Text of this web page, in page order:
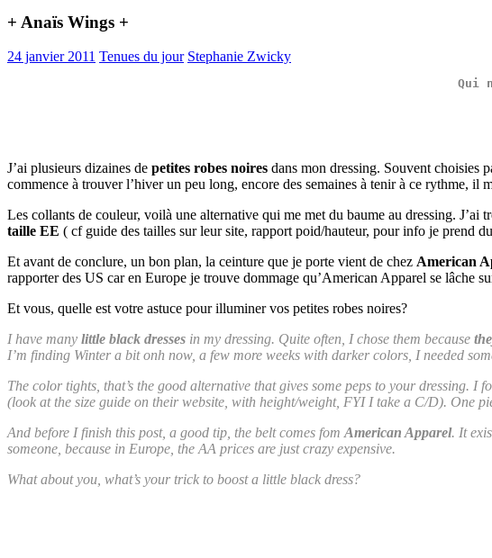
+ Anaïs Wings +
24 janvier 2011 Tenues du jour Stephanie Zwicky
Qui
J’ai plusieurs dizaines de petites robes noires dans mon dressing. Souvent choisies
commence à trouver l’hiver un peu long, encore des semaines à tenir à ce rythme, il
Les collants de couleur, voilà une alternative qui me met du baume au dressing. J’ai
taille EE ( cf guide des tailles sur leur site, rapport poid/hauteur, pour info je prend
Et avant de conclure, un bon plan, la ceinture que je porte vient de chez American
rapporter des US car en Europe je trouve dommage qu’American Apparel se lâche
Et vous, quelle est votre astuce pour illuminer vos petites robes noires?
I have many little black dresses in my dressing. Quite often, I chose them because
I’m finding Winter a bit onh now, a few more weeks with darker colors, I needed
The color tights, that’s the good alternative that gives some peps to your dressing. I
(look at the size guide on their website, with height/weight, FYI I take a C/D). One
And before I finish this post, a good tip, the belt comes fom American Apparel. It
someone, because in Europe, the AA prices are just crazy expensive.
What about you, what’s your trick to boost a little black dress?